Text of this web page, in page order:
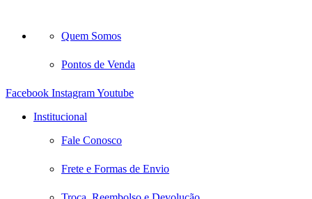
Quem Somos
Pontos de Venda
Facebook InstagramYoutube
Institucional
Fale Conosco
Frete e Formas de Envio